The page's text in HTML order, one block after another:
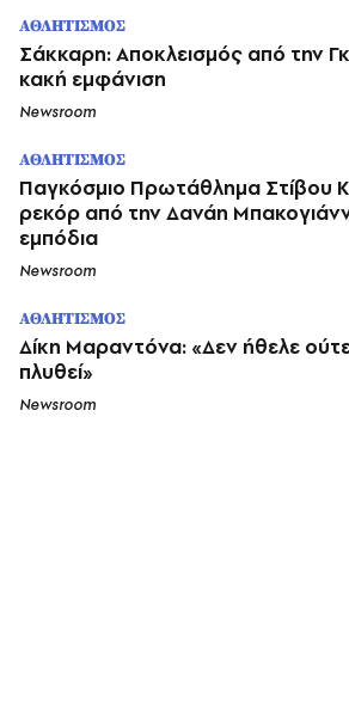
ΑΘΛΗΤΙΣΜΟΣ
Σάκκαρη: Αποκλεισμός από την
κακή εμφάνιση
Newsroom
ΑΘΛΗΤΙΣΜΟΣ
Παγκόσμιο Πρωτάθλημα Στίβου
ρεκόρ από την Δανάη
εμπόδια
Newsroom
ΑΘΛΗΤΙΣΜΟΣ
Δίκη Μαραντόνα: «Δεν ήθελε
πλυθεί»
Newsroom